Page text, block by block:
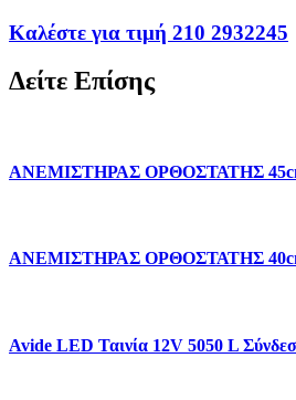
Καλέστε για τιμή 210 2932245
Δείτε Επίσης
ΑΝΕΜΙΣΤΗΡΑΣ ΟΡΘΟΣΤΑΤΗΣ
ΑΝΕΜΙΣΤΗΡΑΣ ΟΡΘΟΣΤΑΤΗΣ
Avide LED Ταινία 12V 5050 L